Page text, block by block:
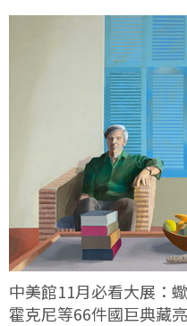
中美館11月必看大展：
霍克尼等66件國巨典藏